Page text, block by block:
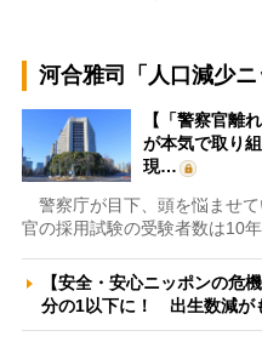
河合雅司「人口減少ニ
【「警察官離
が本気で取り
現…
警察庁が目下、頭を悩ませ
官の採用試験の受験者数は10
【安全・安心ニッポンの危
分の1以下に！ 出生数減